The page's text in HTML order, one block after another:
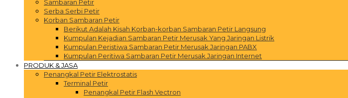
Sambaran Petir
Serba Serbi Petir
Korban Sambaran Petir
Berikut Adalah Kisah Korban-korban Sambaran Petir Langsung
Kumpulan Kejadian Sambaran Petir Merusak Yang Jaringan Listrik
Kumpulan Peristiwa Sambaran Petir Merusak Jaringan PABX
Kumpulan Peritiwa Sambaran Petir Merusak Jaringan Internet
PRODUK & JASA
Penangkal Petir Elektrostatis
Terminal Petir
Penangkal Petir Flash Vectron